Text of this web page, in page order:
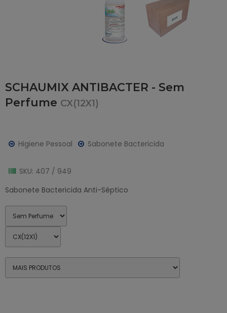
SCHAUMIX ANTIBACTER - Sem
Perfume CX(12X1)
Higiene Pessoal Sabonete Bactericida
SKU: 407 / 949
Sabonete Bactericida Anti-Séptico